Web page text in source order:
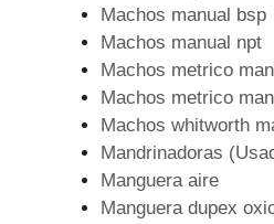
Machos manual bsp
Machos manual npt
Machos metrico
Machos metrico
Machos whitworth
Mandrinadoras
Manguera aire
Manguera dupex